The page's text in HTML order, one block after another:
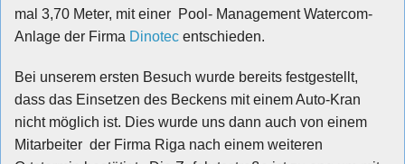
mal 3,70 Meter, mit einer Pool- Management Watercom-
Anlage der Firma Dinotec entschieden.
Bei unserem ersten Besuch wurde bereits festgestellt,
dass das Einsetzen des Beckens mit einem Auto-Kran
nicht möglich ist. Dies wurde uns dann auch von einem
Mitarbeiter der Firma Riga nach einem weiteren